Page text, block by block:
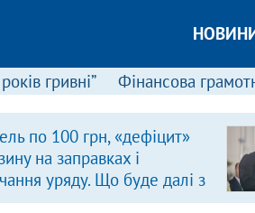
гривні” Фінансова
по 100 грн, «дефіцит»
на заправках і
уряду. Що буде далі з
на пальне?